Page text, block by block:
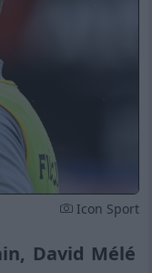
Icon Sport
David Mélé